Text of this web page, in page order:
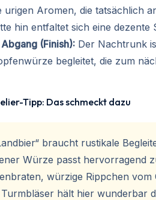
urigen Aromen, die tatsächlich
hin entfaltet sich eine
(Finish): Der Nachtrunk
begleitet, die zum
Tipp: Das schmeckt dazu
braucht rustikale
Würze passt hervorragend
würzige Rippchen
Turmbläser hält hier wunderbar